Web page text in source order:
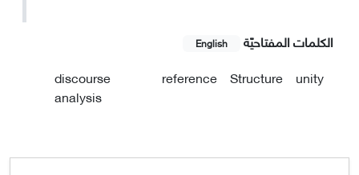
الکلمات المفتاحيّة English
discourse
analysis
reference Structure unity